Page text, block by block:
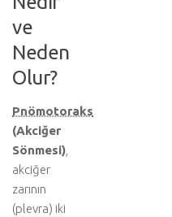
ve
Neden
Olur?
Pnömotoraks
(Akciğer
Sönmesi)
akciğer
zarının
(plevra) iki